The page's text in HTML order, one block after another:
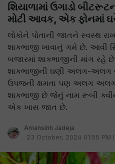
શિયાળામાં ઉગાડો
મોટી આવક, એક ફોનમાં
લોકોને પોતાની જાતને સ્વસ્થ
શાકભાજી ખાવાનું ગમે છે. આવી
બજારમાં શાકભાજીની માંગ રહે
શાકભાજીની ઘણી અલગ-અલગ
ઉપજની ક્ષમતા પણ અલગ
શાકભાજી છે જેનું નામ રૂબી
એક ખાસ જાત છે.
Amansinh Jadeja
23 October, 2024 01:55 PM